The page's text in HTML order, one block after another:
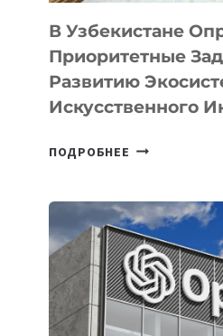
В Узбекистане
Приоритетные
Развитию
Искусственного
ПОДРОБНЕЕ В
ЗАДАЧИ
ПО
РАЗВИТИЮ
ЭКОСИСТЕМЫ